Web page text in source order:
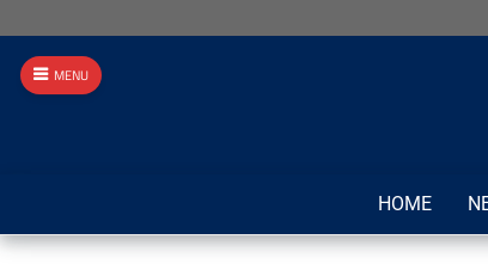
HOME
MENU